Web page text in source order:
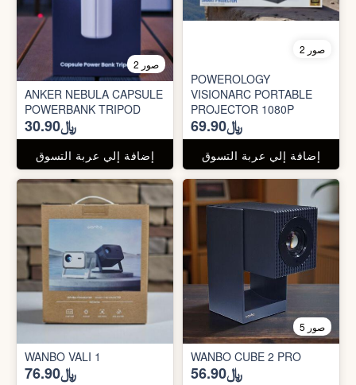
2 صور
ANKER NEBULA CAPSULE
POWERBANK TRIPOD
﷼30.90
إضافة إلي عربة التسوق
2 صور
POWEROLOGY
VISIONARC PORTABLE
PROJECTOR 1080P
﷼69.90
إضافة إلي عربة التسوق
WANBO VALI 1
﷼76.90
5 صور
WANBO CUBE 2 PRO
﷼56.90